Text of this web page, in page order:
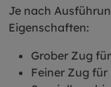
Je nach
Eigenschaften:
Grober Zug
Feiner Zug für